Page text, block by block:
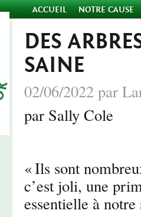
ACCUEIL NOTRE CAUSE
DES
SAINE
02/06/2022 par
par Sally Cole
« Ils sont
c’est joli, une
essentielle à